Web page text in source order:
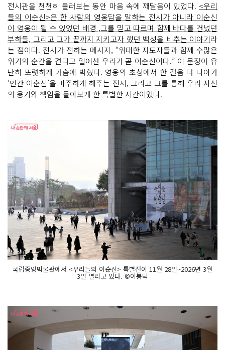
전시관을 천천히 둘러보는 동안 마음 속에 깨달음이 있었다. <우리
들의 이순신>은 한 사람의 영웅담을 말하는 전시가 아니라 이순신
이 영웅이 될 수 있었던 배경 ,그를 믿고 따르며 함께 바다를 건넜던
부하들, 그리고 그가 끝까지 지키고자 했던 백성을 비추는 이야기라
는 점이다. 전시가 전하는 메시지, “위대한 지도자들과 함께 수많은
위기의 순간을 견디고 일어선 우리가 곧 이순신이다.” 이 문장이 유
난히 또렷하게 가슴에 박혔다. 영웅의 초상에서 한 걸음 더 나아가
‘인간 이순신’을 마주하게 해주는 전시, 그리고 그를 통해 우리 자신
의 용기와 책임을 돌아보게 한 특별한 시간이었다.
국립중앙박물관에서 <우리들의 이순신> 특별전이 11월 28일~2026년 3월
3일 열리고 있다. ©이봉덕